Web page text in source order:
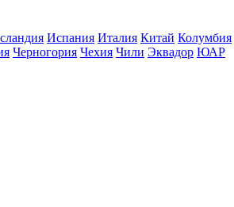
Испания Италия Китай Колумбия
Черногория Чехия Чили Эквадор ЮАР